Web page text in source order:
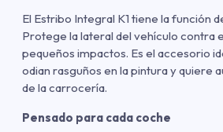
El Estribo Integral K1 tiene la función
Protege la lateral del vehículo contra
pequeños impactos. Es el accesorio
odian rasguños en la pintura y quiere
de la carrocería.
Pensado para cada coche